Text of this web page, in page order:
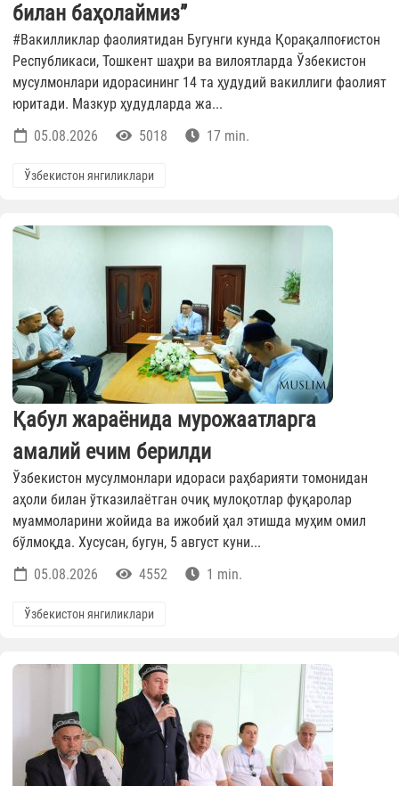
билан баҳолаймиз”
#Вакилликлар фаолиятидан Бугунги кунда Қорақалпоғистон
Республикаси, Тошкент шаҳри ва вилоятларда Ўзбекистон
мусулмонлари идорасининг 14 та ҳудудий вакиллиги фаолият
юритади. Мазкур ҳудудларда жа...
05.08.2026
5018 17 min.
Ўзбекистон янгиликлари
Қабул жараёнида мурожаатларга
амалий ечим берилди
Ўзбекистон мусулмонлари идораси раҳбарияти томонидан
аҳоли билан ўтказилаётган очиқ мулоқотлар фуқаролар
муаммоларини жойида ва ижобий ҳал этишда муҳим омил
бўлмоқда. Хусусан, бугун, 5 август куни...
05.08.2026
4552 1 min.
Ўзбекистон янгиликлари